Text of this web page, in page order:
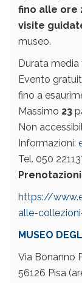
fino alle ore
visite
museo.
Durata media
Evento
fino a
Massimo 23
Non
Informazioni:
Tel. 050
Prenotazioni
https://
alle-
MUSEO
Via Bonanno
56126 Pisa